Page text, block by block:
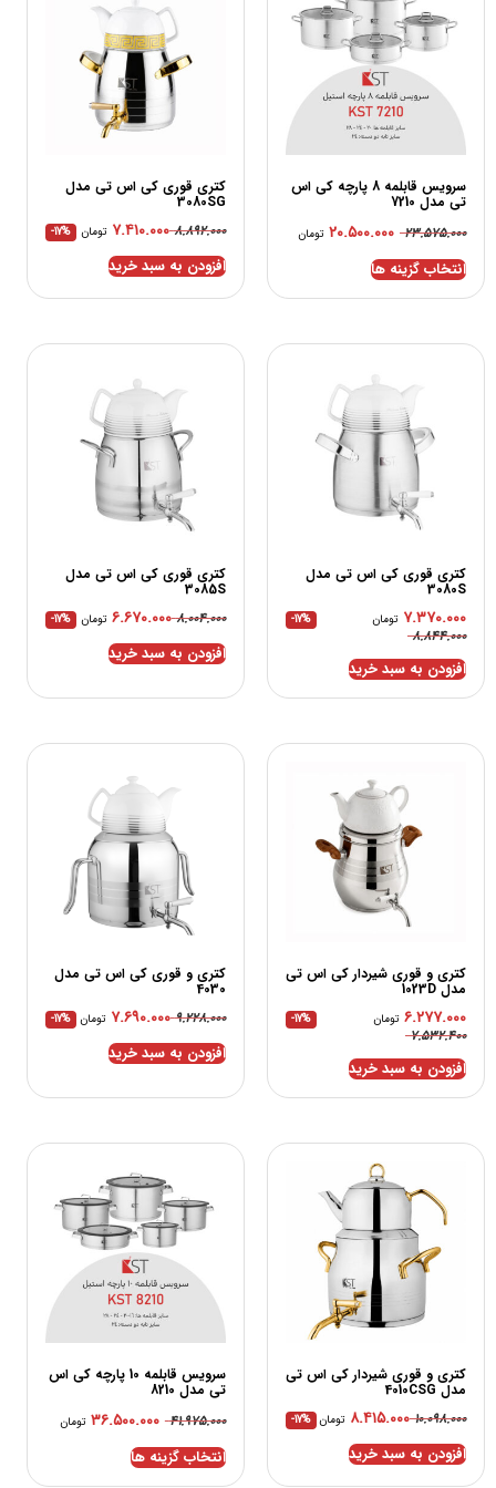
سرویس قابلمه 8 پارچه کی اس
تی مدل 7210
۲۳.۵۷۵.۰۰۰ ۲۰.۵۰۰.۰۰۰ تومان
انتخاب گزینه ها
کتری قوری کی اس تی مدل
3080SG
۸.۸۹۲.۰۰۰ ۷.۴۱۰.۰۰۰ تومان -17%
افزودن به سبد خرید
کتری قوری کی اس تی مدل
3080S
۸.۸۴۴.۰۰۰
۷.۳۷۰.۰۰۰ تومان -17%
افزودن به سبد خرید
کتری قوری کی اس تی مدل
3085S
۸.۰۰۴.۰۰۰ ۶.۶۷۰.۰۰۰ تومان -17%
افزودن به سبد خرید
کتری و قوری شیردار کی اس تی
مدل 1023D
۷.۵۳۲.۴۰۰
۶.۲۷۷.۰۰۰ تومان -17%
افزودن به سبد خرید
کتری و قوری کی اس تی مدل
4030
۹.۲۲۸.۰۰۰ ۷.۶۹۰.۰۰۰ تومان -17%
افزودن به سبد خرید
کتری و قوری شیردار کی اس تی
مدل 4010CSG
۱۰.۰۹۸.۰۰۰ ۸.۴۱۵.۰۰۰ تومان -17%
افزودن به سبد خرید
سرویس قابلمه 10 پارچه کی اس
تی مدل 8210
۴۱.۹۷۵.۰۰۰ ۳۶.۵۰۰.۰۰۰ تومان
انتخاب گزینه ها